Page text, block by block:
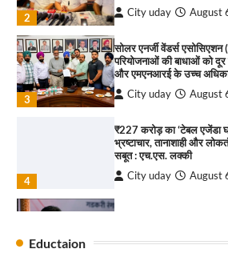
2 City uday August
3
सोलर एनर्जी वेंडर्स एसोसिएशन
परियोजनाओं की बाधाओं को
और एमएनआरई के उच्च
City uday August
4
₹227 करोड़ का ‘टेबल एजेंडा
भ्रष्टाचार, तानाशाही और
सबूत : एच.एस. लक्की
City uday August
Eductaion
3
सरकारी आदर्श उच्च विद्यालय,
कार्यक्रम आयोजित
City uday August
राहुल गाँधी ने खाई है वैश्विक
की कसम: देवशाली
City uday August